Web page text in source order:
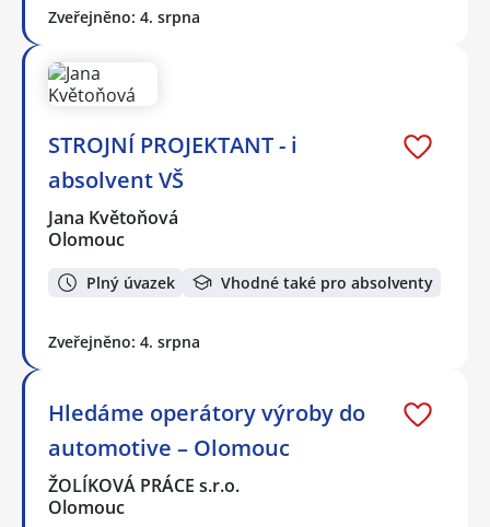
Zveřejněno: 4. srpna
STROJNÍ PROJEKTANT - i
absolvent VŠ
Jana Květoňová
Olomouc
Plný úvazek Vhodné také pro absolventy
Zveřejněno: 4. srpna
Hledáme operátory výroby do
automotive – Olomouc
ŽOLÍKOVÁ PRÁCE s.r.o.
Olomouc